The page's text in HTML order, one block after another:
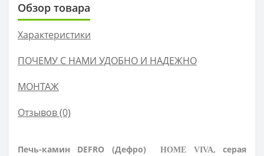
Обзор товара
Характеристики
ПОЧЕМУ С НАМИ УДОБНО И НАДЕЖНО
МОНТАЖ
Отзывов (0)
Печь-камин DEFRO (Дефро) HOME VIVA, серая